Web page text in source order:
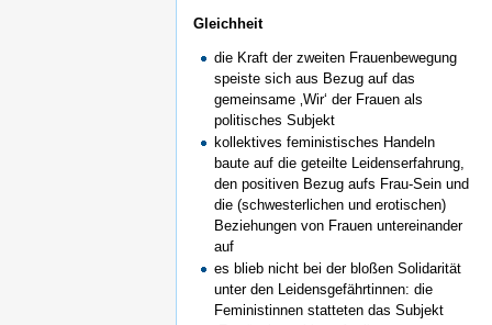
Gleichheit
die Kraft der zweiten Frauenbewegung
speiste sich aus Bezug auf das
gemeinsame ‚Wir‘ der Frauen als
politisches Subjekt
kollektives feministisches Handeln
baute auf die geteilte Leidenserfahrung,
den positiven Bezug aufs Frau-Sein und
die (schwesterlichen und erotischen)
Beziehungen von Frauen untereinander
auf
es blieb nicht bei der bloßen Solidarität
unter den Leidensgefährtinnen: die
Feministinnen statteten das Subjekt